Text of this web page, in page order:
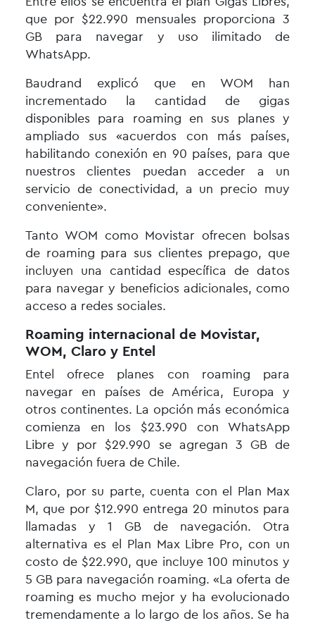
que por $22.990 mensuales proporciona 3
GB para navegar y uso ilimitado de
WhatsApp.
Baudrand explicó que en WOM han
incrementado la cantidad de gigas
disponibles para roaming en sus planes y
ampliado sus «acuerdos con más países,
habilitando conexión en 90 países, para que
nuestros clientes puedan acceder a un
servicio de conectividad, a un precio muy
conveniente».
Tanto WOM como Movistar ofrecen bolsas
de roaming para sus clientes prepago, que
incluyen una cantidad específica de datos
para navegar y beneficios adicionales, como
acceso a redes sociales.
Roaming internacional de Movistar,
WOM, Claro y Entel
Entel ofrece planes con roaming para
navegar en países de América, Europa y
otros continentes. La opción más económica
comienza en los $23.990 con WhatsApp
Libre y por $29.990 se agregan 3 GB de
navegación fuera de Chile.
Claro, por su parte, cuenta con el Plan Max
M, que por $12.990 entrega 20 minutos para
llamadas y 1 GB de navegación. Otra
alternativa es el Plan Max Libre Pro, con un
costo de $22.990, que incluye 100 minutos y
5 GB para navegación roaming. «La oferta de
roaming es mucho mejor y ha evolucionado
tremendamente a lo largo de los años. Se ha